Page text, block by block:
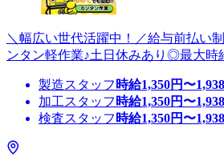
＼幅広い世代活躍中！／給与前払い
ンタン軽作業♪土日休みあり◎最大時
製造スタッフ 時給1,350円〜1,938
加工スタッフ 時給1,350円〜1,938
検査スタッフ 時給1,350円〜1,938